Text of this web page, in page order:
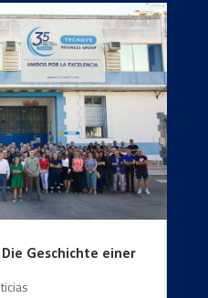
Geschichte einer